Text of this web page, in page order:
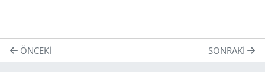
ÖNCEKI SONRAKI